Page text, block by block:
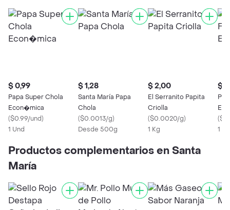
$ 0,99
Papa Super Chola
Econ�mica
($0.99/und)
1 Und
$ 1,28
Santa María Papa
Chola
($0.0013/g)
Desde 500g
$ 2,00
El Serranito Papita
Criolla
($0.0020/g)
1 Kg
$
(
1
Productos complementarios en Santa
María